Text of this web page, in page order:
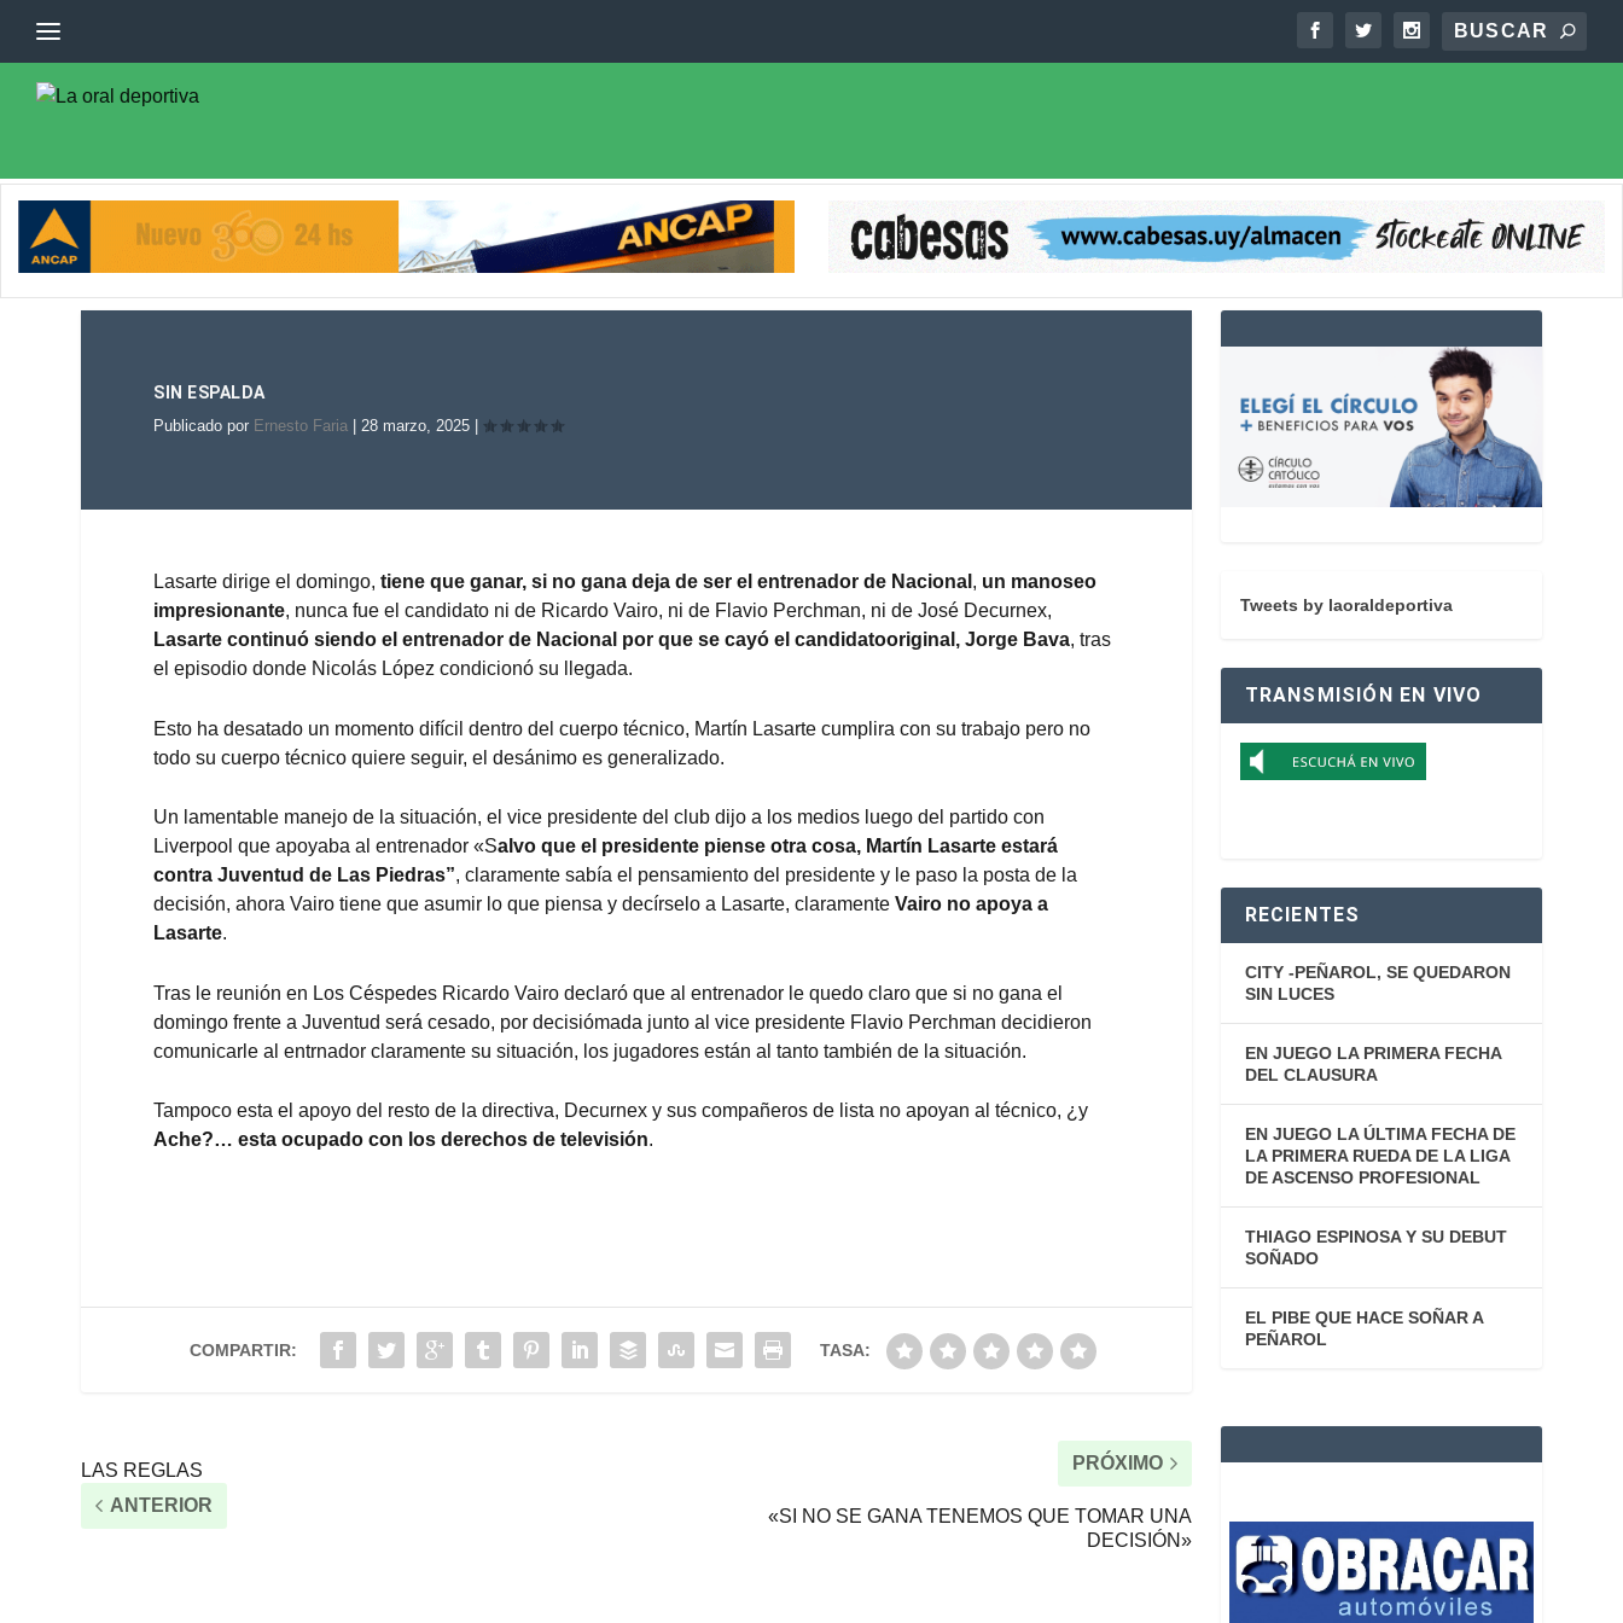
SIN ESPALDA
Publicado por Ernesto Faria 28 marzo, 2025
Lasarte dirige el domingo,tiene que ganar, si no gana deja de ser el entrenador de Nacional , un manoseo
impresionante, nunca fue el candidato ni de Ricardo Vairo, ni de Flavio Perchman, ni de José Decurnex,
Lasarte continuó siendo el entrenador de Nacional por que se cayó el candidatooriginal, Jorge Bava, tras
el episodio donde Nicolás López condicionó su llegada.
Esto ha desatado un momento difícil dentro del cuerpo técnico, Martín Lasarte cumplira con su trabajo pero no
todo su cuerpo técnico quiere seguir, el desánimo es generalizado.
Un lamentable manejo de la situación,el vice presidente del club dijo a los medios luego del partido con
Liverpool que apoyaba al entrenador «Salvo que el presidente piense otra cosa, Martín Lasarte estará
contra Juventud de Las Piedras”, claramente sabía el pensamiento del presidente y le paso la posta de la
decisión, ahora Vairo tiene que asumir lo que piensa y decírselo a Lasarte, claramenteVairo no apoya a
Lasarte.
Tras le reunión en Los Céspedes Ricardo Vairo declaró que al entrenador le quedo claro que si no gana el
domingo frente a Juventud será cesado, por decisiómada junto al vice presidente Flavio Perchman decidieron
comunicarle al entrnador claramente su situación, los jugadores están al tanto también de la situación.
Tampoco esta el apoyo del resto de la directiva, Decurnex y sus compañeros de lista no apoyan al técnico, ¿y
Ache?… esta ocupado con los derechos de televisión.
COMPARTIR: TASA:
LAS REGLAS
ANTERIOR
PRÓXIMO
«SI NO SE GANA TENEMOS QUE TOMAR UNA
DECISIÓN»
Tweets by laoraldeportiva
TRANSMISIÓN EN VIVO
RECIENTES
CITY -PEÑAROL, SE QUEDARON
SIN LUCES
EN JUEGO LA PRIMERA FECHA
DEL CLAUSURA
EN JUEGO LA ÚLTIMA FECHA DE
LA PRIMERA RUEDA DE LA LIGA
DE ASCENSO PROFESIONAL
THIAGO ESPINOSA Y SU DEBUT
SOÑADO
EL PIBE QUE HACE SOÑAR A
PEÑAROL